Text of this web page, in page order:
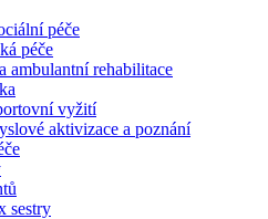
péče
péče
ambulantní rehabilitace
vyžití
aktivizace a poznání
sestry